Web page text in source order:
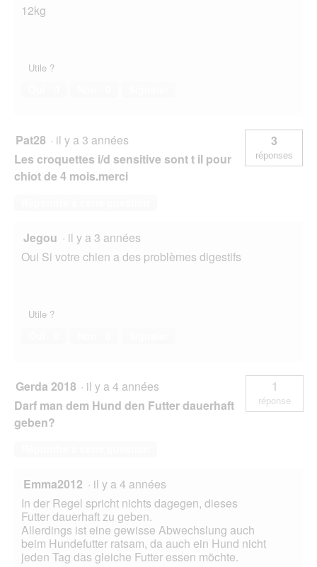
12kg
Utile ?
Pat28 · il y a 3 années
Les croquettes i/d sensitive sont t il pour
chiot de 4 mois.merci
3
réponses
Jegou · il y a 3 années
Oui Si votre chien a des problèmes digestifs
Utile ?
Gerda 2018 · il y a 4 années
Darf man dem Hund den Futter dauerhaft
geben?
1
réponse
Emma2012 · il y a 4 années
In der Regel spricht nichts dagegen, dieses
Futter dauerhaft zu geben.
Allerdings ist eine gewisse Abwechslung auch
beim Hundefutter ratsam, da auch ein Hund nicht
jeden Tag das gleiche Futter essen möchte.